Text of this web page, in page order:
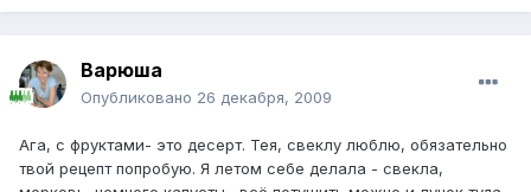
Варюша
Опубликовано 26 декабря, 2009
Ага, с фруктами- это десерт. Тея, свеклу люблю, обязательно
твой рецепт попробую. Я летом себе делала - свекла,